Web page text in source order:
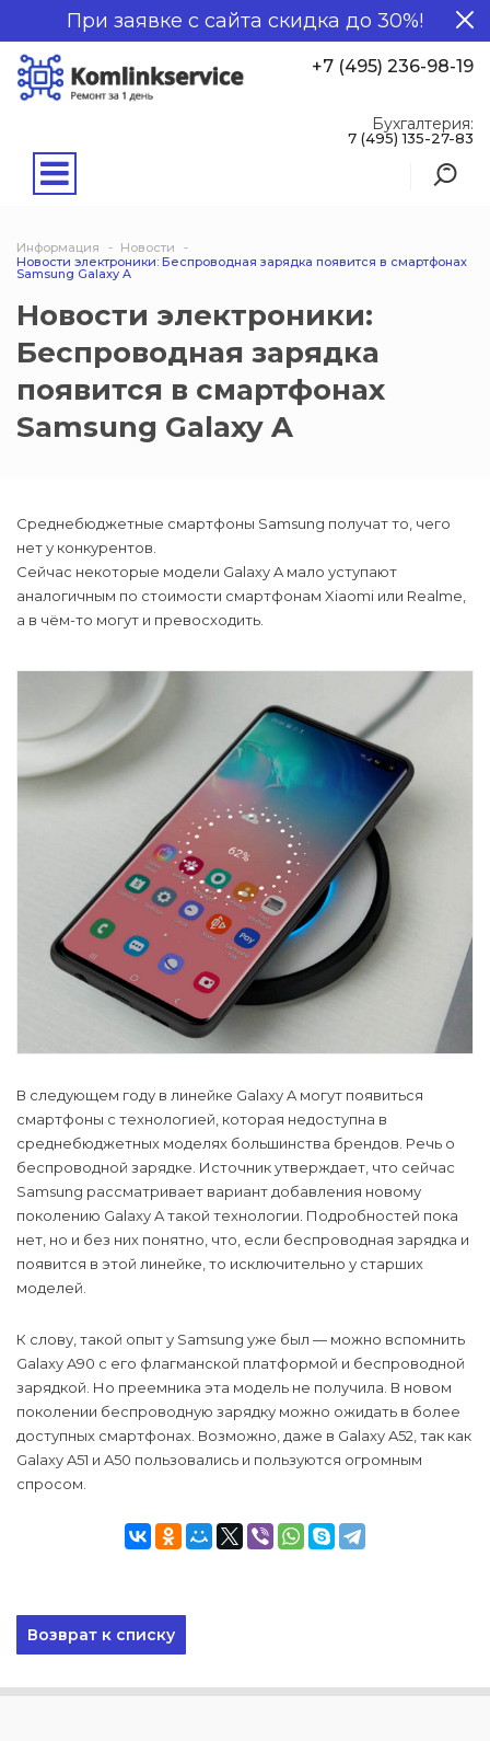
При заявке с сайта скидка до 30%!
+7 (495) 236-98-19
Бухгалтерия:
7 (495) 135-27-83
Информация
Новости
Новости электроники: Беспроводная зарядка появится в смартфонах
Samsung Galaxy A
Новости электроники:
Беспроводная зарядка
появится в смартфонах
Samsung Galaxy A
Среднебюджетные смартфоны Samsung получат то, чего
нет у конкурентов.
Сейчас некоторые модели Galaxy A мало уступают
аналогичным по стоимости смартфонам Xiaomi или Realme,
а в чём-то могут и превосходить.
В следующем году в линейке Galaxy A могут появиться
смартфоны с технологией, которая недоступна в
среднебюджетных моделях большинства брендов. Речь о
беспроводной зарядке. Источник утверждает, что сейчас
Samsung рассматривает вариант добавления новому
поколению Galaxy A такой технологии. Подробностей пока
нет, но и без них понятно, что, если беспроводная зарядка и
появится в этой линейке, то исключительно у старших
моделей.
К слову, такой опыт у Samsung уже был — можно вспомнить
Galaxy A90 с его флагманской платформой и беспроводной
зарядкой. Но преемника эта модель не получила. В новом
поколении беспроводную зарядку можно ожидать в более
доступных смартфонах. Возможно, даже в Galaxy A52, так как
Galaxy A51 и A50 пользовались и пользуются огромным
спросом.
Возврат к списку